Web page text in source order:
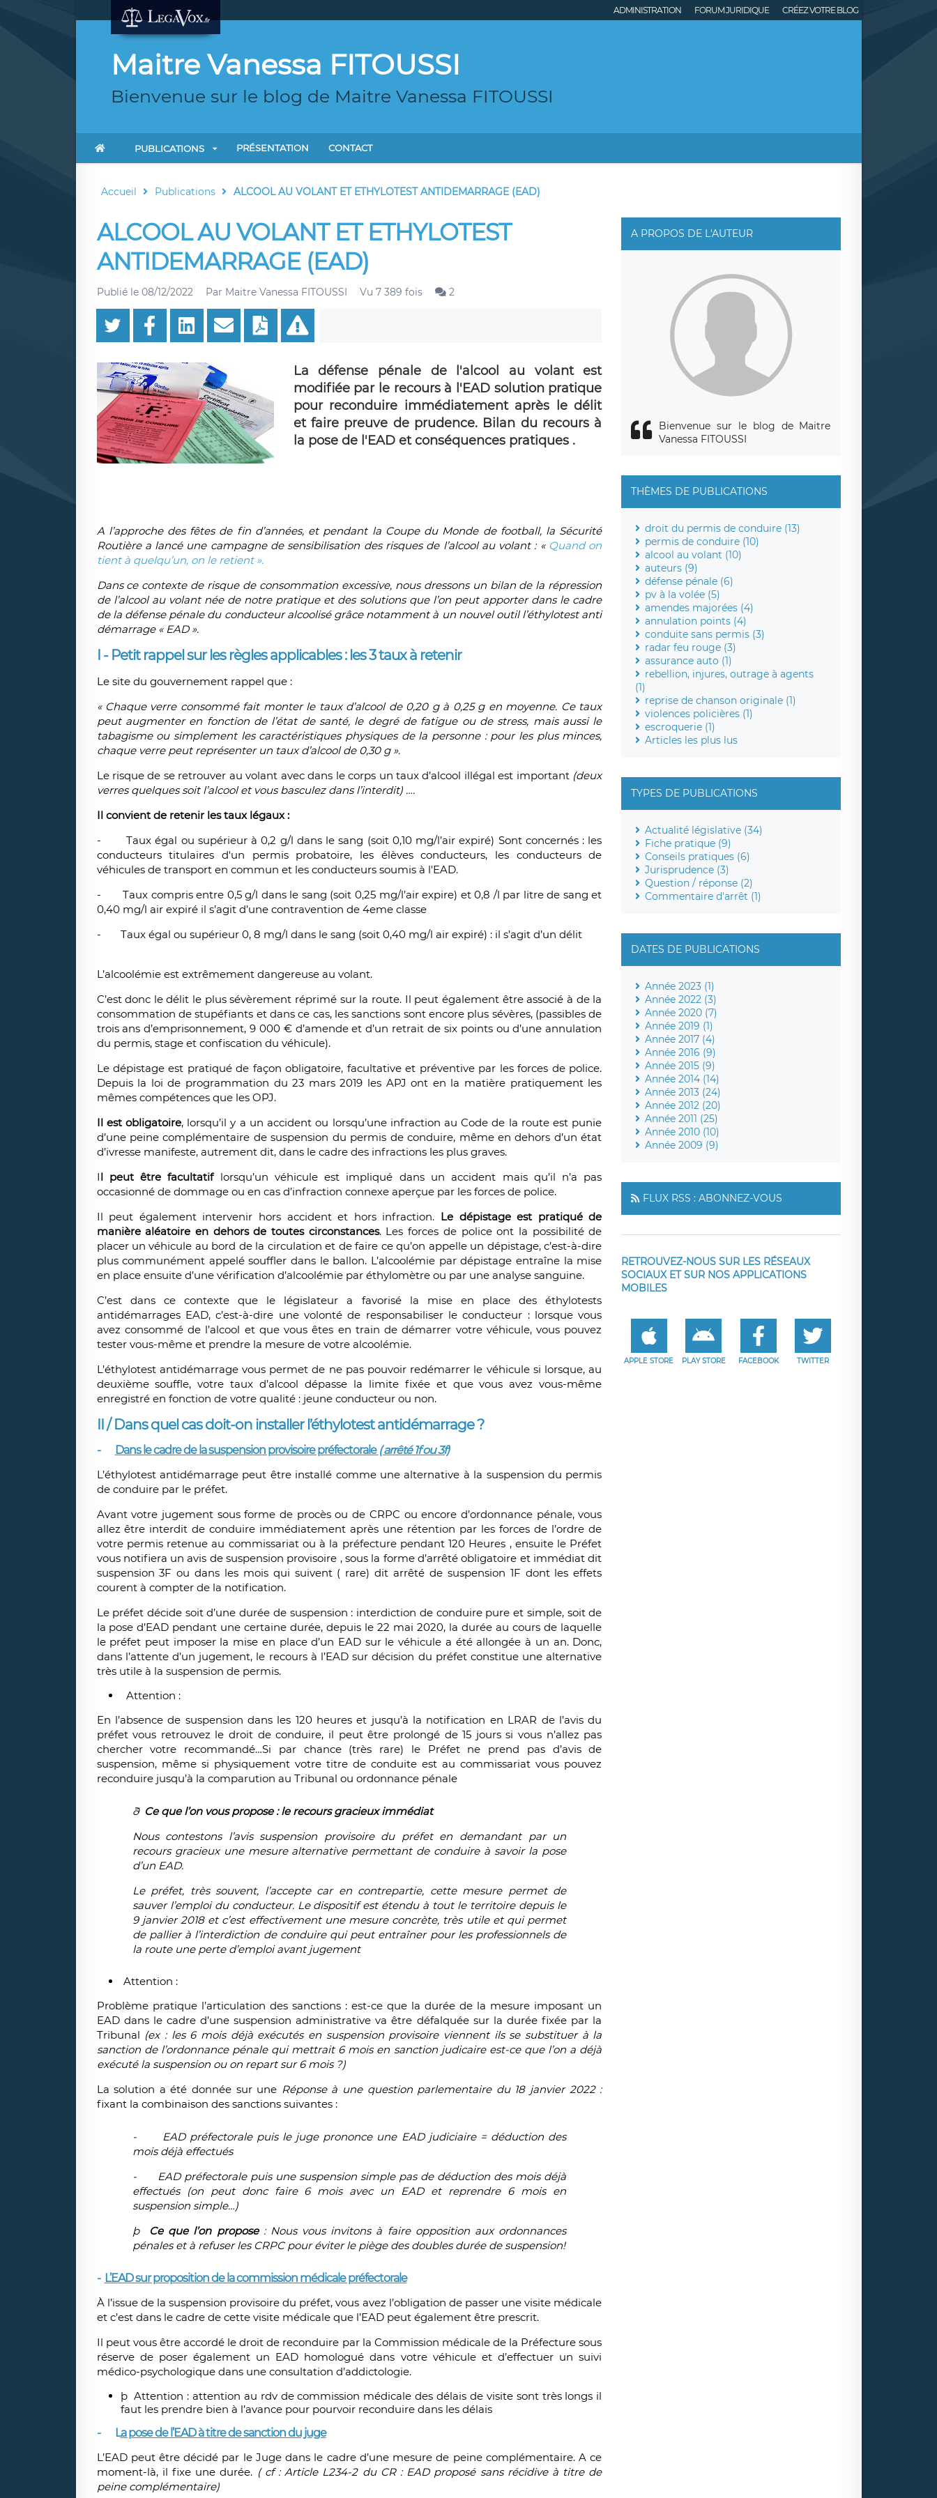
ADMINISTRATION FORUM JURIDIQUE CRÉEZ VOTRE BLOG
Maitre Vanessa FITOUSSI
Bienvenue sur le blog de Maitre Vanessa FITOUSSI
PUBLICATIONS PRÉSENTATION CONTACT
Accueil Publications ALCOOL AU VOLANT ET ETHYLOTEST ANTIDEMARRAGE (EAD)
ALCOOL AU VOLANT ET ETHYLOTEST
ANTIDEMARRAGE (EAD)
Publié le 08/12/2022 Par Maitre Vanessa FITOUSSI Vu 7 389 fois 2
La défense pénale de l'alcool au volant est
modifiée par le recours à l'EAD solution pratique
pour reconduire immédiatement après le délit
et faire preuve de prudence. Bilan du recours à
la pose de l'EAD et conséquences pratiques .
A l’approche des fêtes de fin d’années, et pendant la Coupe du Monde de football, la Sécurité
Routière a lancé une campagne de sensibilisation des risques de l’alcool au volant : «Quand on
tient à quelqu’un, on le retient ».
Dans ce contexte de risque de consommation excessive, nous dressons un bilan de la répression
de l’alcool au volant née de notre pratique et des solutions que l’on peut apporter dans le cadre
de la défense pénale du conducteur alcoolisé grâce notamment à un nouvel outil l’éthylotest anti
démarrage « EAD ».
I - Petit rappel sur les règles applicables : les 3 taux à retenir
Le site du gouvernement rappel que :
« Chaque verre consommé fait monter le taux d’alcool de 0,20 g à 0,25 g en moyenne. Ce taux
peut augmenter en fonction de l’état de santé, le degré de fatigue ou de stress, mais aussi le
tabagisme ou simplement les caractéristiques physiques de la personne : pour les plus minces,
chaque verre peut représenter un taux d’alcool de 0,30 g ».
Le risque de se retrouver au volant avec dans le corps un taux d’alcool illégal est important (deux
verres quelques soit l’alcool et vous basculez dans l’interdit) ….
Il convient de retenir les taux légaux :
-
Taux égal ou supérieur à 0,2 g/l dans le sang (soit 0,10 mg/l’air expiré) Sont concernés : les
conducteurs titulaires d'un permis probatoire, les élèves conducteurs, les conducteurs de
véhicules de transport en commun et les conducteurs soumis à l'EAD.
-
Taux compris entre 0,5 g/l dans le sang (soit 0,25 mg/l’air expire) et 0,8 /l par litre de sang et
0,40 mg/l air expiré il s’agit d’une contravention de 4eme classe
-
Taux égal ou supérieur 0, 8 mg/l dans le sang (soit 0,40 mg/l air expiré) : il s’agit d’un délit
L’alcoolémie est extrêmement dangereuse au volant.
C’est donc le délit le plus sévèrement réprimé sur la route. Il peut également être associé à de la
consommation de stupéfiants et dans ce cas, les sanctions sont encore plus sévères, (passibles de
trois ans d’emprisonnement, 9 000 € d’amende et d’un retrait de six points ou d’une annulation
du permis, stage et confiscation du véhicule).
Le dépistage est pratiqué de façon obligatoire, facultative et préventive par les forces de police.
Depuis la loi de programmation du 23 mars 2019 les APJ ont en la matière pratiquement les
mêmes compétences que les OPJ.
Il est obligatoire, lorsqu’il y a un accident ou lorsqu’une infraction au Code de la route est punie
d’une peine complémentaire de suspension du permis de conduire, même en dehors d’un état
d’ivresse manifeste, autrement dit, dans le cadre des infractions les plus graves.
Il peut être facultatiflorsqu’un véhicule est impliqué dans un accident mais qu’il n’a pas
occasionné de dommage ou en cas d’infraction connexe aperçue par les forces de police.
Il peut également intervenir hors accident et hors infraction. Le dépistage est pratiqué de
manière aléatoire en dehors de toutes circonstances. Les forces de police ont la possibilité de
placer un véhicule au bord de la circulation et de faire ce qu’on appelle un dépistage, c’est-à-dire
plus communément appelé souffler dans le ballon. L’alcoolémie par dépistage entraîne la mise
en place ensuite d’une vérification d’alcoolémie par éthylomètre ou par une analyse sanguine.
C’est dans ce contexte que le législateur a favorisé la mise en place des éthylotests
antidémarrages EAD, c’est-à-dire une volonté de responsabiliser le conducteur : lorsque vous
avez consommé de l’alcool et que vous êtes en train de démarrer votre véhicule, vous pouvez
tester vous-même et prendre la mesure de votre alcoolémie.
L’éthylotest antidémarrage vous permet de ne pas pouvoir redémarrer le véhicule si lorsque, au
deuxième souffle, votre taux d’alcool dépasse la limite fixée et que vous avez vous-même
enregistré en fonction de votre qualité : jeune conducteur ou non.
II / Dans quel cas doit-on installer l’éthylotest antidémarrage ?
- Dans le cadre de la suspension provisoire préfectorale ( arrêté 1f ou 3f)
L’éthylotest antidémarrage peut être installé comme une alternative à la suspension du permis
de conduire par le préfet.
Avant votre jugement sous forme de procès ou de CRPC ou encore d’ordonnance pénale, vous
allez être interdit de conduire immédiatement après une rétention par les forces de l’ordre de
votre permis retenue au commissariat ou à la préfecture pendant 120 Heures , ensuite le Préfet
vous notifiera un avis de suspension provisoire , sous la forme d’arrêté obligatoire et immédiat dit
suspension 3F ou dans les mois qui suivent ( rare) dit arrêté de suspension 1F dont les effets
courent à compter de la notification.
Le préfet décide soit d’une durée de suspension : interdiction de conduire pure et simple, soit de
la pose d’EAD pendant une certaine durée, depuis le 22 mai 2020, la durée au cours de laquelle
le préfet peut imposer la mise en place d’un EAD sur le véhicule a été allongée à un an. Donc,
dans l’attente d’un jugement, le recours à l’EAD sur décision du préfet constitue une alternative
très utile à la suspension de permis.
Attention :
En l’absence de suspension dans les 120 heures et jusqu’à la notification en LRAR de l’avis du
préfetvous retrouvez le droit de conduire, il peut être prolongé de 15 jours si vous n’allez pas
chercher votre recommandé…Si par chance (très rare) le Préfet ne prend pas d’avis de
suspension, même si physiquement votre titre de conduite est au commissariat vous pouvez
reconduire jusqu’à la comparution au Tribunal ou ordonnance pénale
ð Ce que l’on vous propose: le recours gracieux immédiat
Nous contestons l’avis suspension provisoire du préfet en demandant par un
recours gracieux une mesure alternative permettant de conduire à savoir la pose
d’un EAD.
Le préfet, très souvent, l’accepte car en contrepartie, cette mesure permet de
sauver l’emploi du conducteur. Le dispositif est étendu à tout le territoire depuis le
9 janvier 2018 et c’est effectivement une mesure concrète, très utile et qui permet
de pallier à l’interdiction de conduire qui peut entraîner pour les professionnels de
la route une perte d’emploi avant jugement
Attention :
Problème pratique l’articulation des sanctions : est-ce que la durée de la mesure imposant un
EAD dans le cadre d’une suspension administrative va être défalquée sur la durée fixée par la
Tribunal (ex : les 6 mois déjà exécutés en suspension provisoire viennent ils se substituer à la
sanction de l’ordonnance pénale qui mettrait 6 mois en sanction judicaire est-ce que l’on a déjà
exécuté la suspension ou on repart sur 6 mois ?)
La solution a été donnée sur une Réponse à une question parlementaire du 18 janvier 2022 :
fixant la combinaison des sanctions suivantes :
-
EAD préfectorale puis le juge prononce une EAD judiciaire = déduction des
mois déjà effectués
-
EAD préfectorale puis une suspension simple pas de déduction des mois déjà
effectués (on peut donc faire 6 mois avec un EAD et reprendre 6 mois en
suspension simple…)
þ
Ce que l’on propose: Nous vous invitons à faire opposition aux ordonnances
pénales et à refuser les CRPC pour éviter le piège des doubles durée de suspension!
- L’EAD sur proposition de la commission médicale préfectorale
À l’issue de la suspension provisoire du préfet, vous avez l’obligation de passer une visite médicale
et c’est dans le cadre de cette visite médicale que l’EAD peut également être prescrit.
Il peut vous être accordé le droit de reconduire par la Commission médicale de la Préfecture sous
réserve de poser également un EAD homologué dans votre véhicule et d’effectuer un suivi
médico-psychologique dans une consultation d’addictologie.
þ Attention : attention au rdv de commission médicale des délais de visite sont très longs il
faut les prendre bien à l’avance pour pourvoir reconduire dans les délais
-
La pose de l’EAD à titre de sanction du juge
L’EAD peut être décidé par le Juge dans le cadre d’une mesure de peine complémentaire. A ce
moment-là, il fixe une durée. ( cf : Article L234-2 du CR : EAD proposé sans récidive à titre de
peine complémentaire)
A PROPOS DE L'AUTEUR
Bienvenue sur le blog de Maitre
Vanessa FITOUSSI
THÈMES DE PUBLICATIONS
droit du permis de conduire (13)
permis de conduire (10)
alcool au volant (10)
auteurs (9)
défense pénale (6)
pv à la volée (5)
amendes majorées (4)
annulation points (4)
conduite sans permis (3)
radar feu rouge (3)
assurance auto (1)
rebellion, injures, outrage à agents
(1)
reprise de chanson originale (1)
violences policières (1)
escroquerie (1)
Articles les plus lus
TYPES DE PUBLICATIONS
Actualité législative (34)
Fiche pratique (9)
Conseils pratiques (6)
Jurisprudence (3)
Question / réponse (2)
Commentaire d'arrêt (1)
DATES DE PUBLICATIONS
Année 2023 (1)
Année 2022 (3)
Année 2020 (7)
Année 2019 (1)
Année 2017 (4)
Année 2016 (9)
Année 2015 (9)
Année 2014 (14)
Année 2013 (24)
Année 2012 (20)
Année 2011 (25)
Année 2010 (10)
Année 2009 (9)
FLUX RSS : ABONNEZ-VOUS
RETROUVEZ-NOUS SUR LES RÉSEAUX
SOCIAUX ET SUR NOS APPLICATIONS
MOBILES
APPLE STORE PLAY STORE FACEBOOK TWITTER